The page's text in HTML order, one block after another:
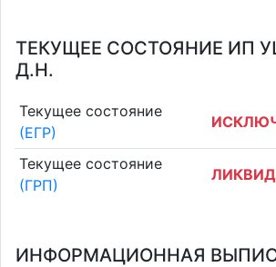
ТЕКУЩЕЕ СОСТОЯНИЕ ИП
Д.Н.
Текущее состояние
(ЕГР)
Текущее состояние
(ГРП)
ИНФОРМАЦИОННАЯ